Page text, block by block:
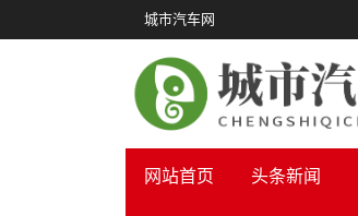
城市汽车网
网站首页 头条新闻